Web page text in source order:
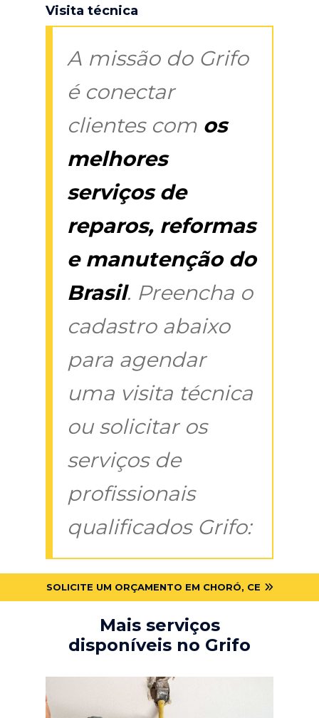
Visita técnica
A missão do Grifo
é conectar
clientes com os
melhores
serviços de
reparos, reformas
e manutenção do
Brasil. Preencha o
cadastro abaixo
para agendar
uma visita técnica
ou solicitar os
serviços de
profissionais
qualificados Grifo:
SOLICITE UM ORÇAMENTO EM CHORÓ, CE
Mais serviços
disponíveis no Grifo